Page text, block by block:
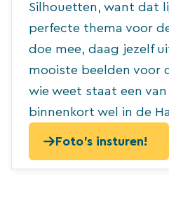
Silhouetten, want dat
perfecte thema voor
doe mee, daag jezelf
mooiste beelden voor
wie weet staat een
binnenkort wel in de
Foto's insturen!